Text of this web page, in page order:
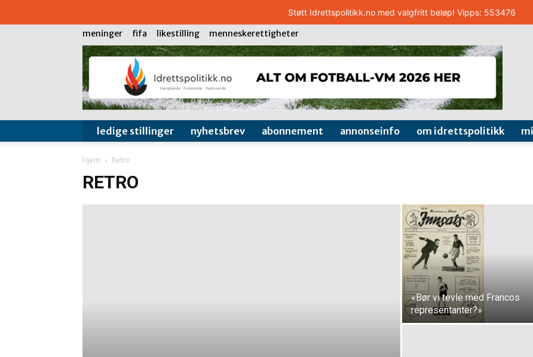
Støtt Idrettspolitikk.no med valgfritt beløp! Vipps: 553476
meninger fifa likestilling menneskerettigheter
ledige stillinger nyhetsbrev abonnement annonseinfo om idrettspolitikk
Hjem Retro
RETRO
«Bør vi tevle med Francos
representanter?»